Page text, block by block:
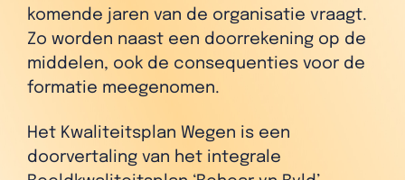
komende jaren van de organisatie vraagt.
Zo worden naast een doorrekening op de
middelen, ook de consequenties voor de
formatie meegenomen.
Het Kwaliteitsplan Wegen is een
doorvertaling van het integrale